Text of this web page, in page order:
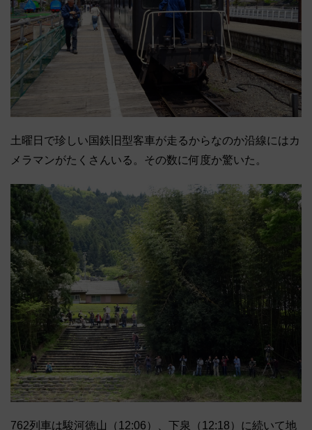
土曜日で珍しい国鉄旧型客車が走るからなのか沿線にはカ
メラマンがたくさんいる。その数に何度か驚いた。
762列車は駿河徳山（12:06）、下泉（12:18） に続いて地